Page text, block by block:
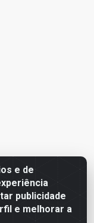
e de
publicidade
e melhorar a